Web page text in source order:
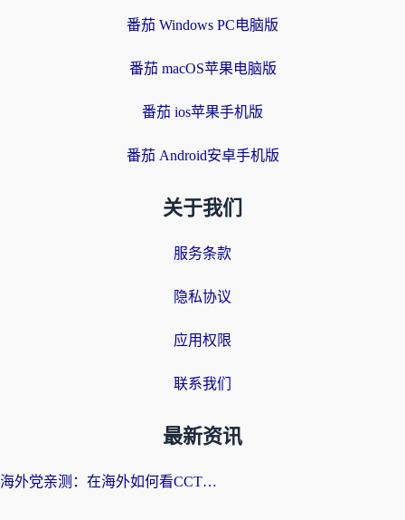
番茄 Windows PC电脑版
番茄 macOS苹果电脑版
番茄 ios苹果手机版
番茄 Android安卓手机版
关于我们
服务条款
隐私协议
应用权限
联系我们
最新资讯
海外党亲测：在海外如何看CCTV？告别“仅限大陆播放”的实用指南